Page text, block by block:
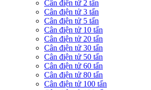
Cân điện tử 2 tấn
Cân điện tử 3 tấn
Cân điện tử 5 tấn
Cân điện tử 10 tấn
Cân điện tử 20 tấn
Cân điện tử 30 tấn
Cân điện tử 50 tấn
Cân điện tử 60 tấn
Cân điện tử 80 tấn
Cân điện tử 100 tấn